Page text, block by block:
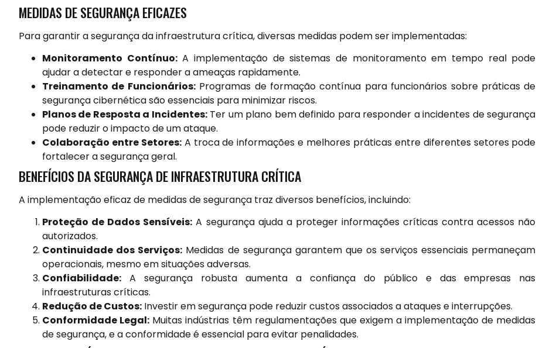
MEDIDAS DE SEGURANÇA EFICAZES
Para garantir a segurança da infraestrutura crítica, diversas medidas podem ser implementadas:
Monitoramento Contínuo:A implementação de sistemas de monitoramento em tempo real pode
ajudar a detectar e responder a ameaças rapidamente.
Treinamento de Funcionários:Programas de formação contínua para funcionários sobre práticas de
segurança cibernética são essenciais para minimizar riscos.
Planos de Resposta a Incidentes:Ter um plano bem definido para responder a incidentes de segurança
pode reduzir o impacto de um ataque.
Colaboração entre Setores:A troca de informações e melhores práticas entre diferentes setores pode
fortalecer a segurança geral.
BENEFÍCIOS DA SEGURANÇA DE INFRAESTRUTURA CRÍTICA
A implementação eficaz de medidas de segurança traz diversos benefícios, incluindo:
Proteção de Dados Sensíveis: A segurança ajuda a proteger informações críticas contra acessos não
autorizados.
Continuidade dos Serviços: Medidas de segurança garantem que os serviços essenciais permaneçam
operacionais, mesmo em situações adversas.
Confiabilidade: A segurança robusta aumenta a confiança do público e das empresas nas
infraestruturas críticas.
Redução de Custos: Investir em segurança pode reduzir custos associados a ataques e interrupções.
Conformidade Legal: Muitas indústrias têm regulamentações que exigem a implementação de medidas
de segurança, e a conformidade é essencial para evitar penalidades.